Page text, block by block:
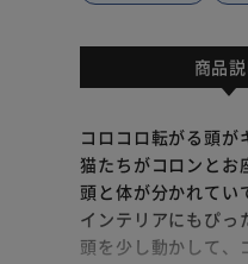
商品
コロコロ転がる頭が
猫たちがコロンとお
頭と体が分かれてい
インテリアにもぴっ
頭を少し動かして、